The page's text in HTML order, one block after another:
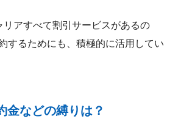
リアすべて割引サービスがあるの
するためにも、積極的に活用してい
金などの縛りは？